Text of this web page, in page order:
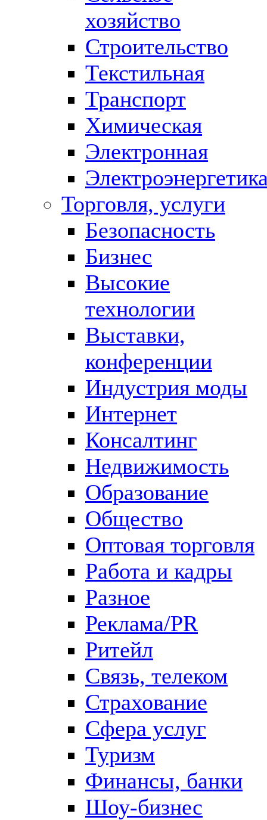
хозяйство
Строительство
Текстильная
Транспорт
Химическая
Электронная
Торговля, услуги
Безопасность
Бизнес
Высокие
технологии
Выставки,
конференции
Индустрия моды
Интернет
Консалтинг
Недвижимость
Образование
Общество
Оптовая торговля
Работа и кадры
Разное
Реклама/PR
Ритейл
Связь, телеком
Страхование
Сфера услуг
Туризм
Финансы, банки
Шоу-бизнес